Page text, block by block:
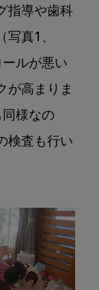
指導や歯科
写真1、
ルが悪い
が高まりま
様なの
検査も行い